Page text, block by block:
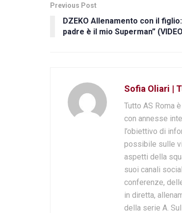
Previous Post
DZEKO Allenamento con il
padre è il mio Superman”
Sofia Oliari |
Tutto AS Roma
con annesse
l’obiettivo di
possibile sulle
aspetti della
suoi canali
conferenze,
in diretta,
della serie A.